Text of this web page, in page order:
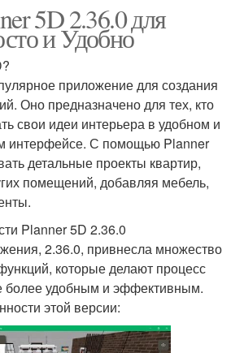
5D 2.36.0 для
и Удобно
приложение для создания
Оно предназначено для тех, кто
свои идеи интерьера в удобном и
интерфейсе. С помощью Planner
детальные проекты квартир,
помещений, добавляя мебель,
Planner 5D 2.36.0
2.36.0, привнесла множество
которые делают процесс
более удобным и эффективным.
этой версии: